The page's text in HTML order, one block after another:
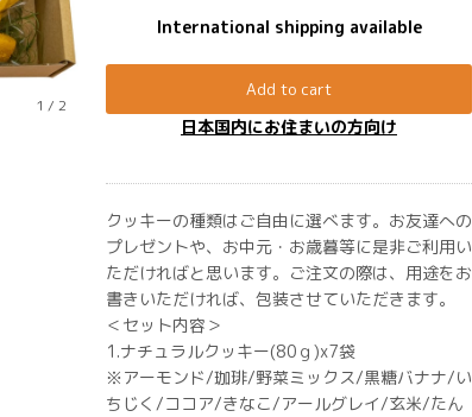
1 / 2
International shipping available
Add to cart
日本国内にお住まいの方向け
クッキーの種類はご自由に選べます。お友達への
プレゼントや、お中元・お歳暮等に是非ご利用い
ただければと思います。ご注文の際は、用途をお
書きいただければ、包装させていただきます。
＜セット内容＞
1.ナチュラルクッキー(80ｇ)x7袋
※アーモンド/珈琲/野菜ミックス/黒糖バナナ/い
ちじく/ココア/きなこ/アールグレイ/玄米/たん